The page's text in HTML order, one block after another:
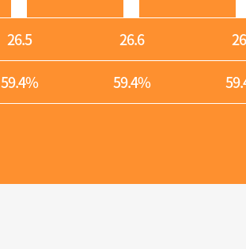
26.5 26.6
59.4% 59.4%